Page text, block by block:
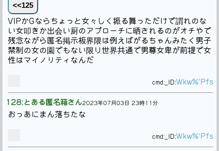
<<125
VIPかGならちょっと女々しく振る舞っただけで謂れのな
い女叩きか出会い厨のアプローチに晒されるのがオチやで
残念ながら匿名掲示板界隈は例えばがるちゃんみたく男子
禁制の女の園でもない限り世界共通で男尊女卑が前提で女
性はマイノリティなんだ
cmd: _ID:Wkw%'Pfs
128:とある匿名箱さん2023年07月03日 23時11分
おっあにまん落ちたな
cmd: _ID:Wkw%'Pfs